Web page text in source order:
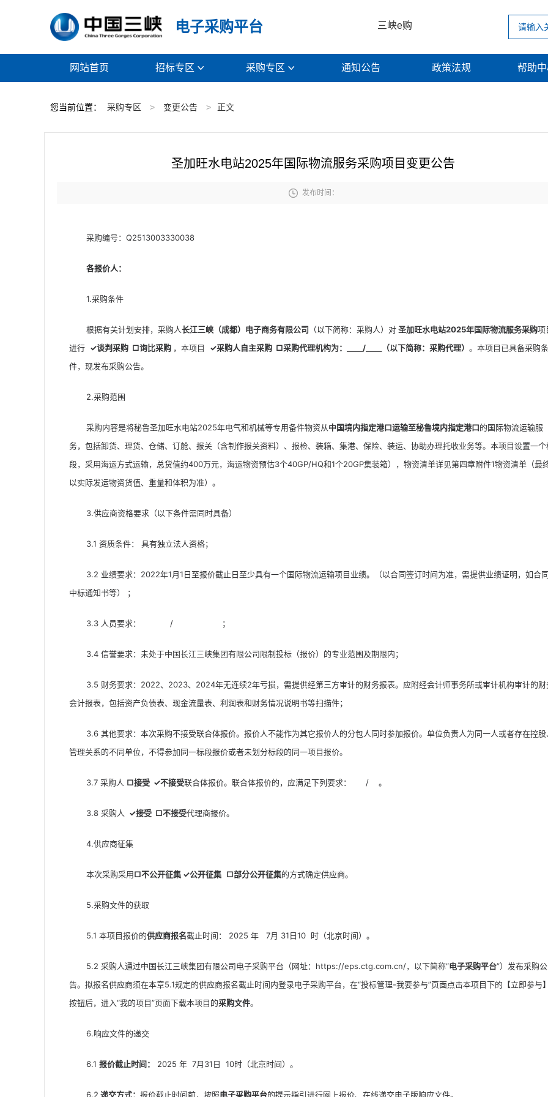
电子采购平台 三峡e购
网站首页 招标专区  采购专区  通知公告 政策法规 帮助
您当前位置： 采购专区 > 变更公告 > 正文
圣加旺水电站2025年国际物流服务采购项目变更公告
 发布时间：
采购编号：Q2513003330038
各报价人：
1.采购条件
根据有关计划安排，采购人长江三峡（成都）电子商务有限公司 （以下简称：采购人）对圣加旺水电站2025年国际物流服务采购项
进行 ✓谈判采购 □询比采购 ，本项目 ✓采购人自主采购 □采购代理机构为： / （以下简称：采购代理） 。本项目已具备采购条
件，现发布采购公告。
2.采购范围
采购内容是将秘鲁圣加旺水电站2025年电气和机械等专用备件物资从中国境内指定港口运输至秘鲁境内指定港口的国际物流运输服
务，包括卸货、理货、仓储、订舱、报关（含制作报关资料）、报检、装箱、集港、保险、装运、协助办理托收业务等。本项目设置一个
段，采用海运方式运输，总货值约400万元，海运物资预估3个40GP/HQ和1个20GP集装箱），物资清单详见第四章附件1物资清单（最
以实际发运物资货值、重量和体积为准）。
3.供应商资格要求（以下条件需同时具备）
3.1 资质条件： 具有独立法人资格；
3.2 业绩要求：2022年1月1日至报价截止日至少具有一个国际物流运输项目业绩。（以合同签订时间为准，需提供业绩证明，如合
中标通知书等） ；
3.3 人员要求：            /                    ；
3.4 信誉要求：未处于中国长江三峡集团有限公司限制投标（报价）的专业范围及期限内；
3.5 财务要求：2022、2023、2024年无连续2年亏损，需提供经第三方审计的财务报表。应附经会计师事务所或审计机构审计的财
会计报表，包括资产负债表、现金流量表、利润表和财务情况说明书等扫描件；
3.6 其他要求：本次采购不接受联合体报价。报价人不能作为其它报价人的分包人同时参加报价。单位负责人为同一人或者存在控股
管理关系的不同单位，不得参加同一标段报价或者未划分标段的同一项目报价。
3.7 采购人 □接受 ✓不接受联合体报价。联合体报价的，应满足下列要求：      /    。
3.8 采购人 ✓接受 □不接受代理商报价。
4.供应商征集
本次采购采用□不公开征集 ✓公开征集 □部分公开征集的方式确定供应商。
5.采购文件的获取
5.1 本项目报价的供应商报名截止时间： 2025 年   7月 31日10  时（北京时间）。
5.2 采购人通过中国长江三峡集团有限公司电子采购平台（网址：https://eps.ctg.com.cn/，以下简称“电子采购平台”）发布采购公
告。拟报名供应商须在本章5.1规定的供应商报名截止时间内登录电子采购平台，在“投标管理-我要参与”页面点击本项目下的【立即参与】
按钮后，进入“我的项目”页面下载本项目的采购文件。
6.响应文件的递交
6.1 报价截止时间： 2025 年  7月31日  10时（北京时间）。
6.2 递交方式： 报价截止时间前，按照电子采购平台的提示指引进行网上报价、在线递交电子版响应文件。